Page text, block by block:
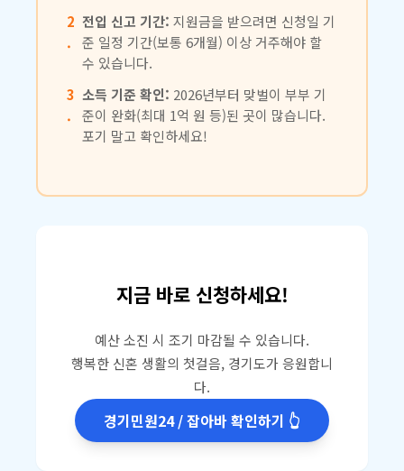
2
.
전입 신고 기간: 지원금을 받으려면 신청일 기
준 일정 기간(보통 6개월) 이상 거주해야 할
수 있습니다.
3
.
소득 기준 확인: 2026년부터 맞벌이 부부 기
준이 완화(최대 1억 원 등)된 곳이 많습니다.
포기 말고 확인하세요!
지금 바로 신청하세요!
예산 소진 시 조기 마감될 수 있습니다.
행복한 신혼 생활의 첫걸음, 경기도가 응원합니
다.
경기민원24 / 잡아바 확인하기 👆